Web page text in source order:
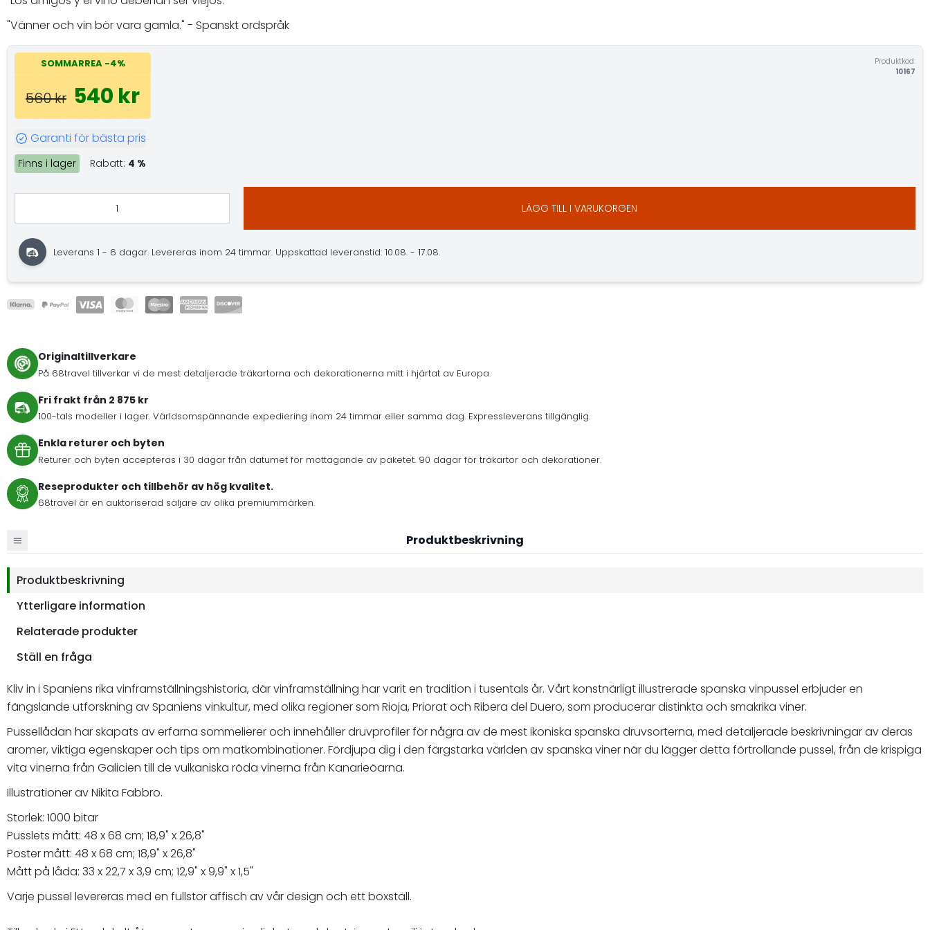
"Vänner och vin bör vara gamla." - Spanskt ordspråk
SOMMARREA -4%
560 kr 540 kr
Produktkod:
10167
Garanti för bästa pris
Finns i lager Rabatt: 4 %
LÄGG TILL I VARUKORGEN
Leverans 1 - 6 dagar. Levereras inom 24 timmar. Uppskattad leveranstid: 10.08. - 17.08.
Originaltillverkare
På 68travel tillverkar vi de mest detaljerade träkartorna och dekorationerna mitt i hjärtat av Europa.
Fri frakt från 2 875 kr
100-tals modeller i lager. Världsomspännande expediering inom 24 timmar eller samma dag. Expressleverans tillgänglig.
Enkla returer och byten
Returer och byten accepteras i 30 dagar från datumet för mottagande av paketet. 90 dagar för träkartor och dekorationer.
Reseprodukter och tillbehör av hög kvalitet.
68travel är en auktoriserad säljare av olika premiummärken.
Produktbeskrivning
Produktbeskrivning
Ytterligare information
Relaterade produkter
Ställ en fråga
Kliv in i Spaniens rika vinframställningshistoria, där vinframställning har varit en tradition i tusentals år. Vårt konstnärligt illustrerade spanska vinpussel erbjuder en
fängslande utforskning av Spaniens vinkultur, med olika regioner som Rioja, Priorat och Ribera del Duero, som producerar distinkta och smakrika viner.
Pussellådan har skapats av erfarna sommelierer och innehåller druvprofiler för några av de mest ikoniska spanska druvsorterna, med detaljerade beskrivningar av deras
aromer, viktiga egenskaper och tips om matkombinationer. Fördjupa dig i den färgstarka världen av spanska viner när du lägger detta förtrollande pussel, från de krispiga
vita vinerna från Galicien till de vulkaniska röda vinerna från Kanarieöarna.
Illustrationer av Nikita Fabbro.
Storlek: 1000 bitar
Pusslets mått: 48 x 68 cm; 18,9" x 26,8"
Poster mått: 48 x 68 cm; 18,9" x 26,8"
Mått på låda: 33 x 22,7 x 3,9 cm; 12,9" x 9,9" x 1,5"
Varje pussel levereras med en fullstor affisch av vår design och ett boxställ.